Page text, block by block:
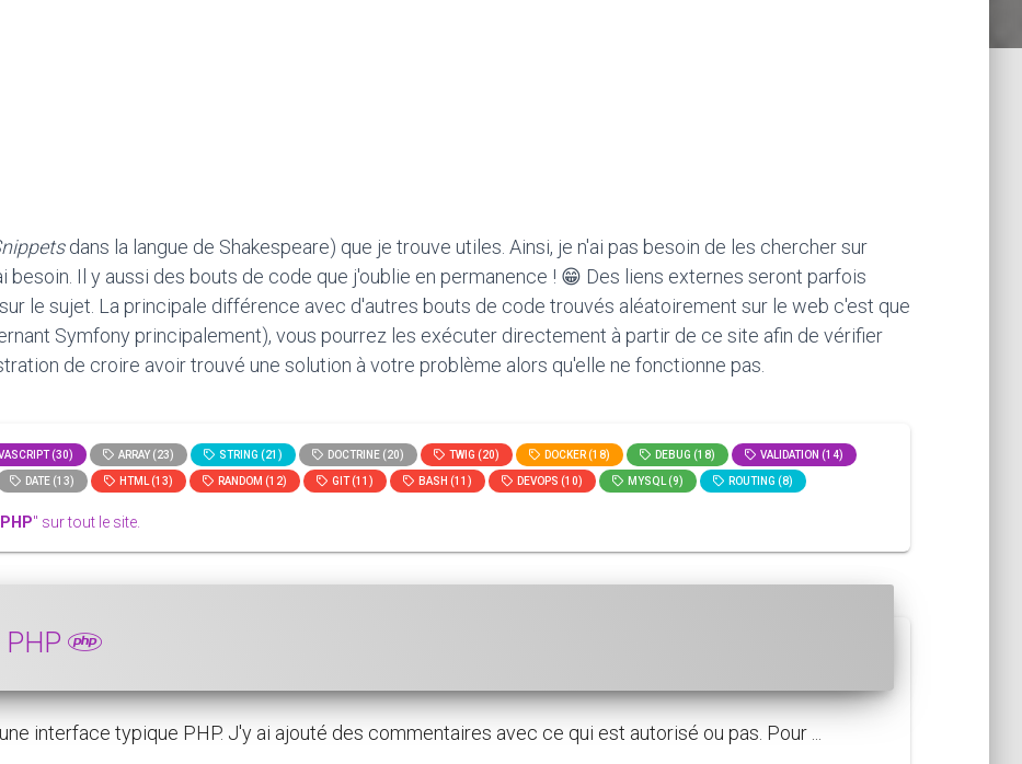
dans la langue de Shakespeare) que je trouve utiles. Ainsi, je n'ai pas besoin de les chercher sur
besoin. Il y aussi des bouts de code que j'oublie en permanence ! 😁 Des liens externes seront parfois
le sujet. La principale différence avec d'autres bouts de code trouvés aléatoirement sur le web c'est que
Symfony principalement), vous pourrez les exécuter directement à partir de ce site afin de vérifier
de croire avoir trouvé une solution à votre problème alors qu'elle ne fonctionne pas.
(30) ARRAY (23) STRING (21) DOCTRINE (20) TWIG (20) DOCKER (18) DEBUG (18) VALIDATION (14)
DATE (13) HTML (13) RANDOM (12) GIT (11) BASH (11) DEVOPS (10) MYSQL (9) ROUTING (8)
PHP" sur tout le site.
PHP
interface typique PHP. J'y ai ajouté des commentaires avec ce qui est autorisé ou pas. Pour ...